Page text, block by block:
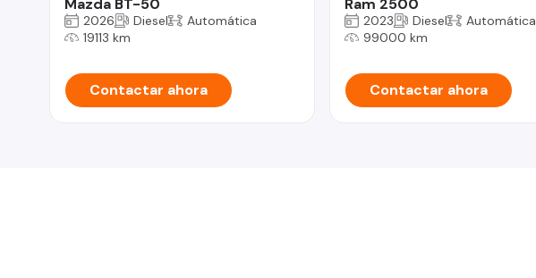
Mazda BT-50
2026 Diesel
Automática
19113 km
Contactar ahora
Ram 2500
2023 Diesel
Automática
99000 km
Contactar ahora